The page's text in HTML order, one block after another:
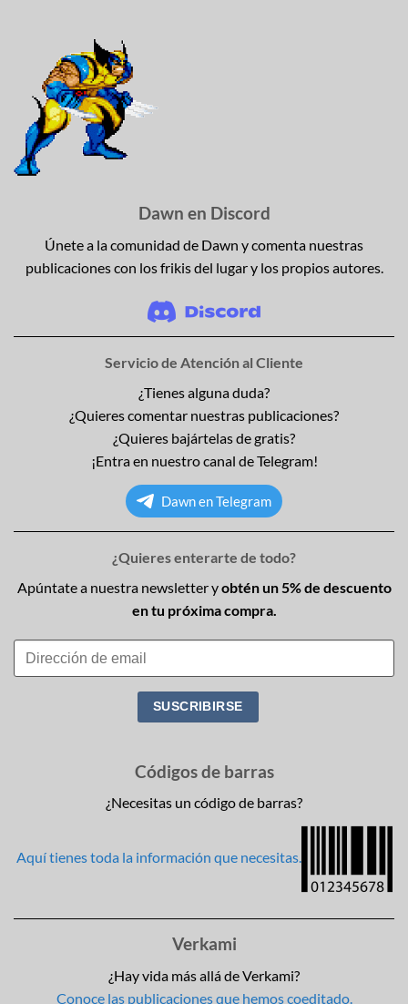
Dawn en Discord
Únete a la comunidad de Dawn y comenta nuestras
publicaciones con los frikis del lugar y los propios autores.
Servicio de Atención al Cliente
¿Tienes alguna duda?
¿Quieres comentar nuestras publicaciones?
¿Quieres bajártelas de gratis?
¡Entra en nuestro canal de Telegram!
Dawn en Telegram
¿Quieres enterarte de todo?
Apúntate a nuestra newsletter yobtén un 5% de descuento
en tu próxima compra.
Códigos de barras
¿Necesitas un código de barras?
Aquí tienes toda la información que necesitas.
Verkami
¿Hay vida más allá de Verkami?
Conoce las publicaciones que hemos coeditado.